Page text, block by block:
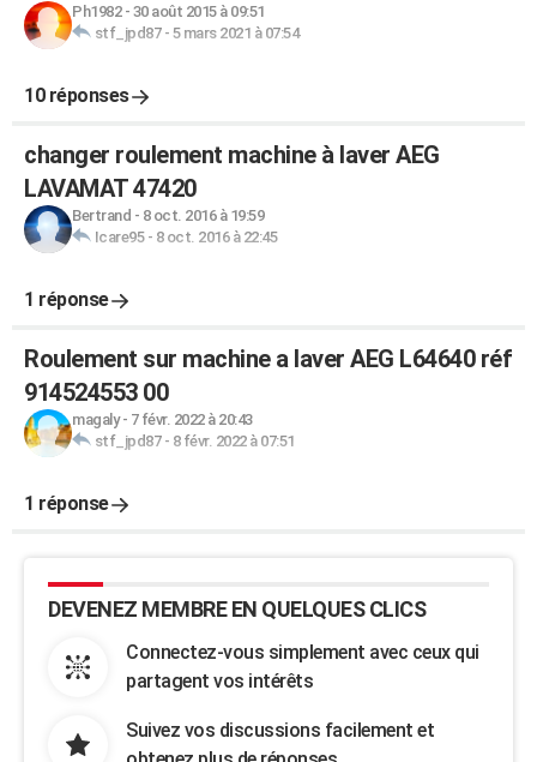
Ph1982- 30 août 2015 à 09:51
stf_jpd87- 5 mars 2021 à 07:54
10 réponses
changer roulement machine à laver AEG
LAVAMAT 47420
Bertrand - 8 oct. 2016 à 19:59
Icare95- 8 oct. 2016 à 22:45
1 réponse
Roulement sur machine a laver AEG L64640 réf
914524553 00
magaly- 7 févr. 2022 à 20:43
stf_jpd87- 8 févr. 2022 à 07:51
1 réponse
DEVENEZ MEMBRE EN QUELQUES CLICS
Connectez-vous simplement avec ceux qui
partagent vos intérêts
Suivez vos discussions facilement et